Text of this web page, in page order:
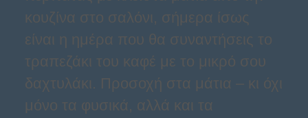
κουζίνα στο σαλόνι, σήμερα ίσως
είναι η ημέρα που θα συναντήσεις το
τραπεζάκι του καφέ με το μικρό σου
δαχτυλάκι. Προσοχή στα μάτια – κι όχι
μόνο τα φυσικά, αλλά και τα